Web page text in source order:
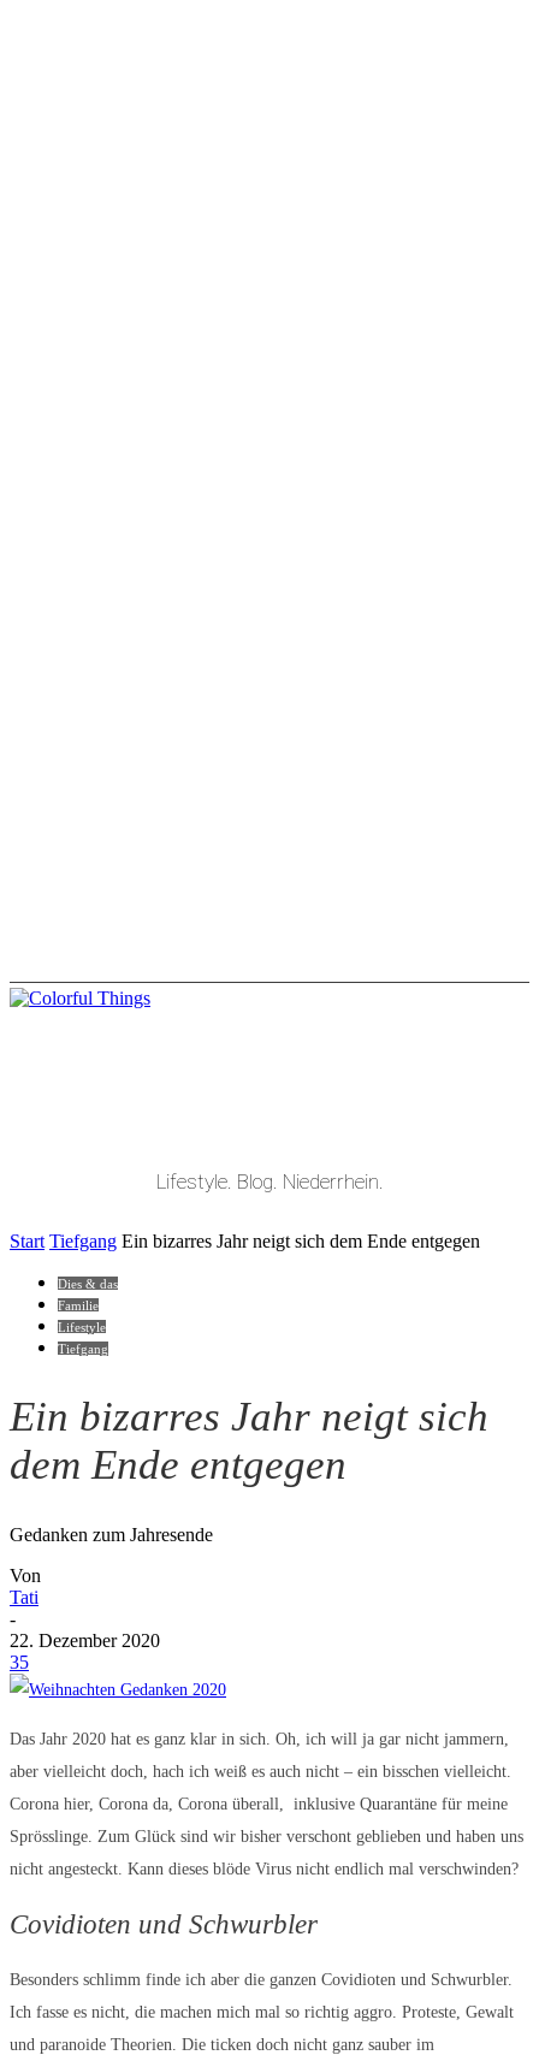
Lifestyle. Blog. Niederrhein.
Start Tiefgang Ein bizarres Jahr neigt sich dem Ende entgegen
Dies & das
Familie
Lifestyle
Tiefgang
Ein bizarres Jahr neigt sich
dem Ende entgegen
Gedanken zum Jahresende
Von
Tati
-
22. Dezember 2020
35
Das Jahr 2020 hat es ganz klar in sich. Oh, ich will ja gar nicht jammern,
aber vielleicht doch, hach ich weiß es auch nicht – ein bisschen vielleicht.
Corona hier, Corona da, Corona überall, inklusive Quarantäne für meine
Sprösslinge. Zum Glück sind wir bisher verschont geblieben und haben uns
nicht angesteckt. Kann dieses blöde Virus nicht endlich mal verschwinden?
Covidioten und Schwurbler
Besonders schlimm finde ich aber die ganzen Covidioten und Schwurbler.
Ich fasse es nicht, die machen mich mal so richtig aggro. Proteste, Gewalt
und paranoide Theorien. Die ticken doch nicht ganz sauber im